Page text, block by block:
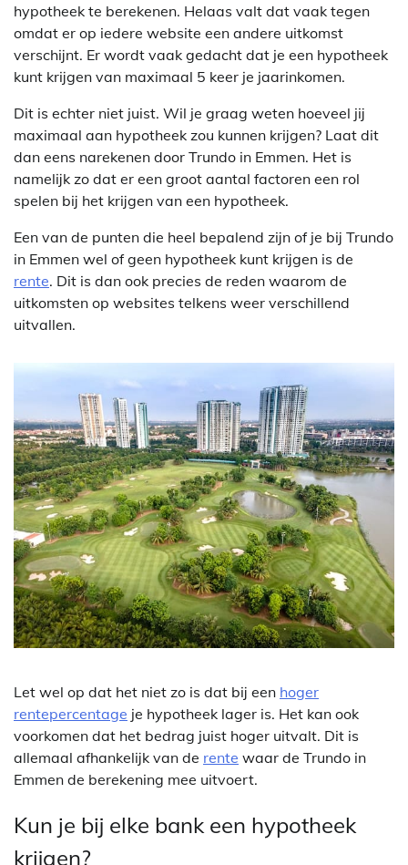
hypotheek te berekenen. Helaas valt dat vaak tegen
omdat er op iedere website een andere uitkomst
verschijnt. Er wordt vaak gedacht dat je een hypotheek
kunt krijgen van maximaal 5 keer je jaarinkomen.
Dit is echter niet juist. Wil je graag weten hoeveel jij
maximaal aan hypotheek zou kunnen krijgen? Laat dit
dan eens narekenen door Trundo in Emmen. Het is
namelijk zo dat er een groot aantal factoren een rol
spelen bij het krijgen van een hypotheek.
Een van de punten die heel bepalend zijn of je bij Trundo
in Emmen wel of geen hypotheek kunt krijgen is de
rente. Dit is dan ook precies de reden waarom de
uitkomsten op websites telkens weer verschillend
uitvallen.
Let wel op dat het niet zo is dat bij een hoger
rentepercentage je hypotheek lager is. Het kan ook
voorkomen dat het bedrag juist hoger uitvalt. Dit is
allemaal afhankelijk van de rente waar de Trundo in
Emmen de berekening mee uitvoert.
Kun je bij elke bank een hypotheek
krijgen?